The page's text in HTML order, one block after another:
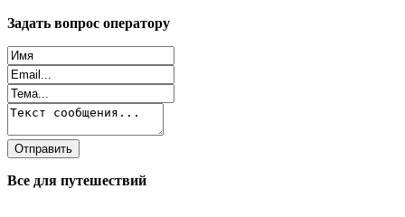
Задать вопрос оператору
Все для путешествий